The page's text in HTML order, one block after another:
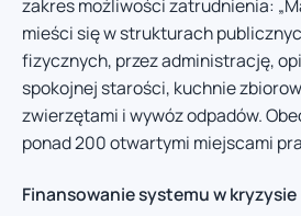
zakres możliwości zatrudnienia:
mieści się w strukturach
fizycznych, przez administrację,
spokojnej starości, kuchnie
zwierzętami i wywóz odpadów.
ponad 200 otwartymi miejscami
Finansowanie systemu w kryzysie